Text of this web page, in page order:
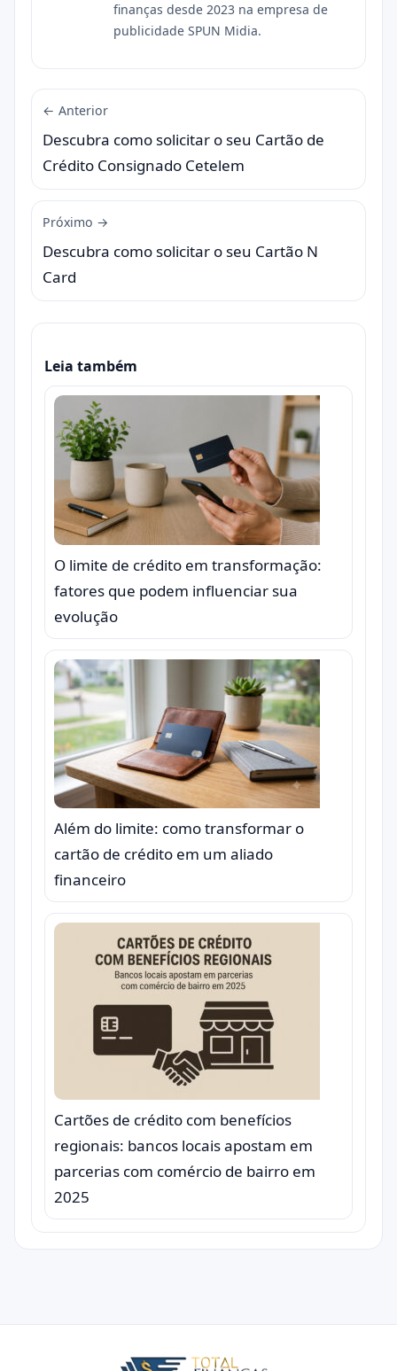
finanças desde 2023 na empresa de
publicidade SPUN Midia.
← Anterior
Descubra como solicitar o seu Cartão de
Crédito Consignado Cetelem
Próximo →
Descubra como solicitar o seu Cartão N
Card
Leia também
O limite de crédito em transformação:
fatores que podem influenciar sua
evolução
Além do limite: como transformar o
cartão de crédito em um aliado
financeiro
Cartões de crédito com benefícios
regionais: bancos locais apostam em
parcerias com comércio de bairro em
2025